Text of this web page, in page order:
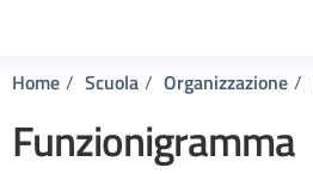
Home Scuola Organizzazione
Funzionigramma